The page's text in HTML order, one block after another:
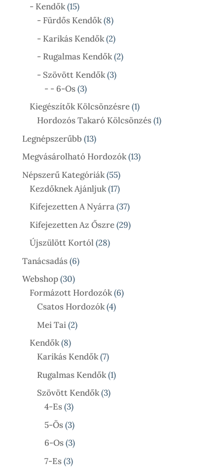
- Kendők 1515
Termék
- Fürdős Kendők 88
Termék
- Karikás Kendők 22
Termék
- Rugalmas Kendők 22
- Szövött Kendők 33
- - 6-Os 33
Termék
Kiegészítők Kölcsönzésre 11
Termék
Hordozós Takaró Kölcsönzés 11
Legnépszerűbb 1313
Termék
Megvásárolható Hordozók 1313
Népszerű Kategóriák 5555
Termék
Kezdőknek Ajánljuk 1717
Termék
Kifejezetten A Nyárra 3737
Termék
Kifejezetten Az Őszre 2929
Újszülött Kortól 2828
Tanácsadás 66
Webshop 3030
Termék
Formázott Hordozók 66
Csatos Hordozók 44
Mei Tai 22
Kendők 88
Termék
Karikás Kendők 77
Termék
Rugalmas Kendők 11
Szövött Kendők 33
4-Es 33
Termék
5-Ös 33
Termék
6-Os 33
Termék
7-Es 33